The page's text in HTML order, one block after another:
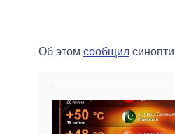
Об этом сообщил